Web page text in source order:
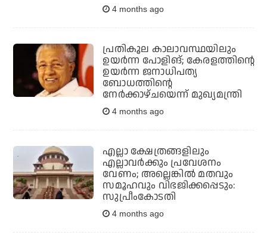
4 months ago
പ്രതികൂല കാലാവസ്ഥയിലും
ഉയര്‍ന്ന പോളിങ്; കേരളത്തിന്റെ
ഉയര്‍ന്ന ജനാധിപത്യ
ബോധത്തിന്റെ
നേര്‍ക്കാഴ്ചയെന്ന് മുഖ്യമന്ത്രി
4 months ago
എല്ലാ ക്ഷേത്രങ്ങളിലും
എല്ലാവര്‍ക്കും പ്രവേശനം
വേണം; അല്ലെങ്കില്‍ മതവും
സമൂഹവും വിഭജിക്കപ്പെടും:
സുപ്രീംകോടതി
4 months ago